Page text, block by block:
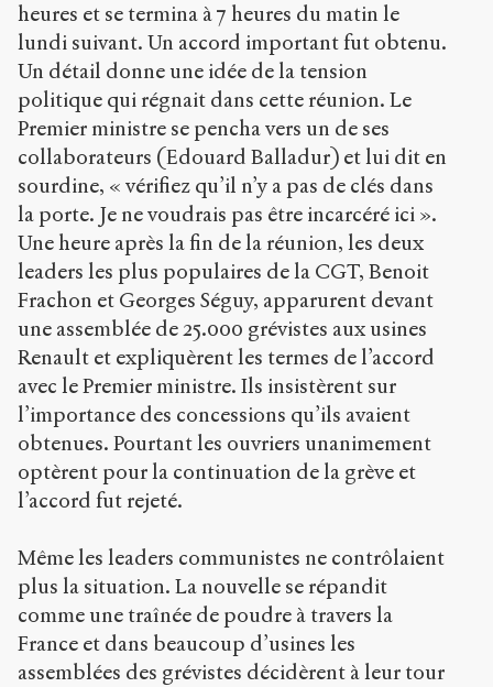
heures et se termina à 7 heures du matin le
lundi suivant. Un accord important fut obtenu.
Un détail donne une idée de la tension
politique qui régnait dans cette réunion. Le
Premier ministre se pencha vers un de ses
collaborateurs (Edouard Balladur) et lui dit en
sourdine, « vérifiez qu’il n’y a pas de clés dans
la porte. Je ne voudrais pas être incarcéré ici ».
Une heure après la fin de la réunion, les deux
leaders les plus populaires de la CGT, Benoit
Frachon et Georges Séguy, apparurent devant
une assemblée de 25.000 grévistes aux usines
Renault et expliquèrent les termes de l’accord
avec le Premier ministre. Ils insistèrent sur
l’importance des concessions qu’ils avaient
obtenues. Pourtant les ouvriers unanimement
optèrent pour la continuation de la grève et
l’accord fut rejeté.
Même les leaders communistes ne contrôlaient
plus la situation. La nouvelle se répandit
comme une traînée de poudre à travers la
France et dans beaucoup d’usines les
assemblées des grévistes décidèrent à leur tour